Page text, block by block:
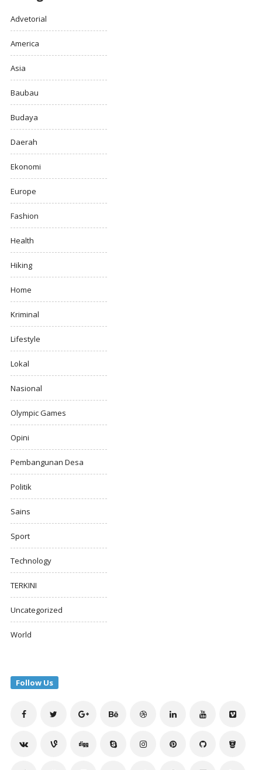
Advetorial
America
Asia
Baubau
Budaya
Daerah
Ekonomi
Europe
Fashion
Health
Hiking
Home
Kriminal
Lifestyle
Lokal
Nasional
Olympic Games
Opini
Pembangunan Desa
Politik
Sains
Sport
Technology
TERKINI
Uncategorized
World
Follow Us